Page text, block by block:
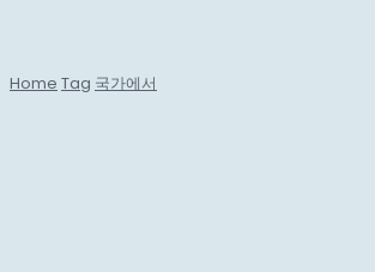
Home Tag 국가에서